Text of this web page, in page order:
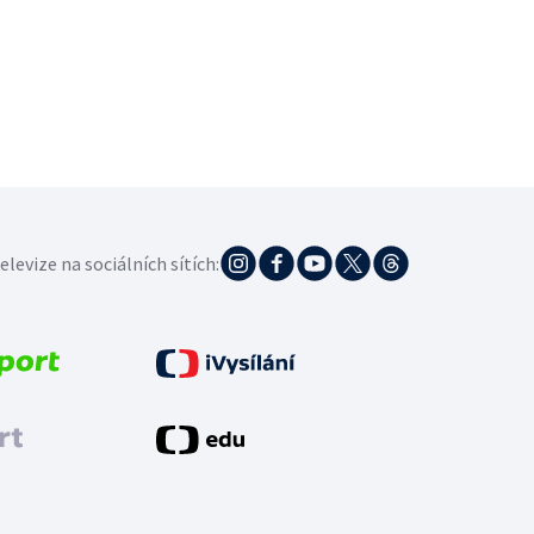
na sociálních sítích: